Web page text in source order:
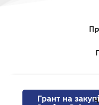
Грант на